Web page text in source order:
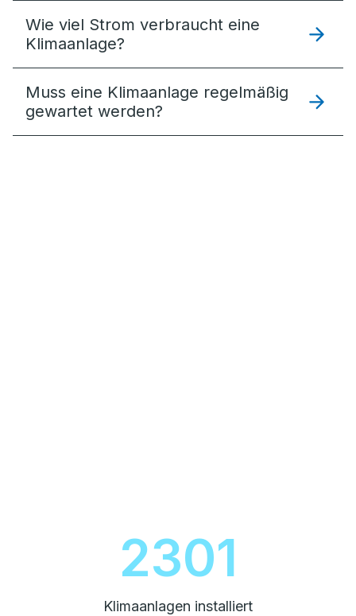
Wie viel Strom verbraucht eine
Klimaanlage?
Muss eine Klimaanlage regelmäßig
gewartet werden?
2600
Klimaanlagen installiert